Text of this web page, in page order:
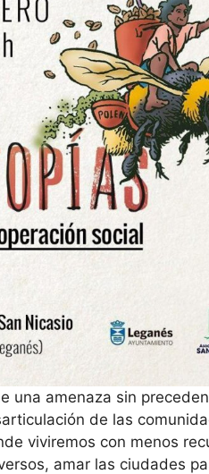
una amenaza sin
de las
viviremos con menos
amar las ciudades